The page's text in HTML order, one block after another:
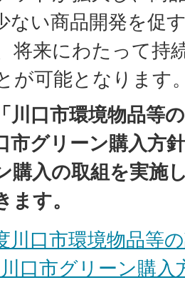
ない商品開発を促
将来にわたって持
が可能となります
川口市環境物品等
市グリーン購入方
購入の取組を実施
ます。
川口市環境物品等
口市グリーン購